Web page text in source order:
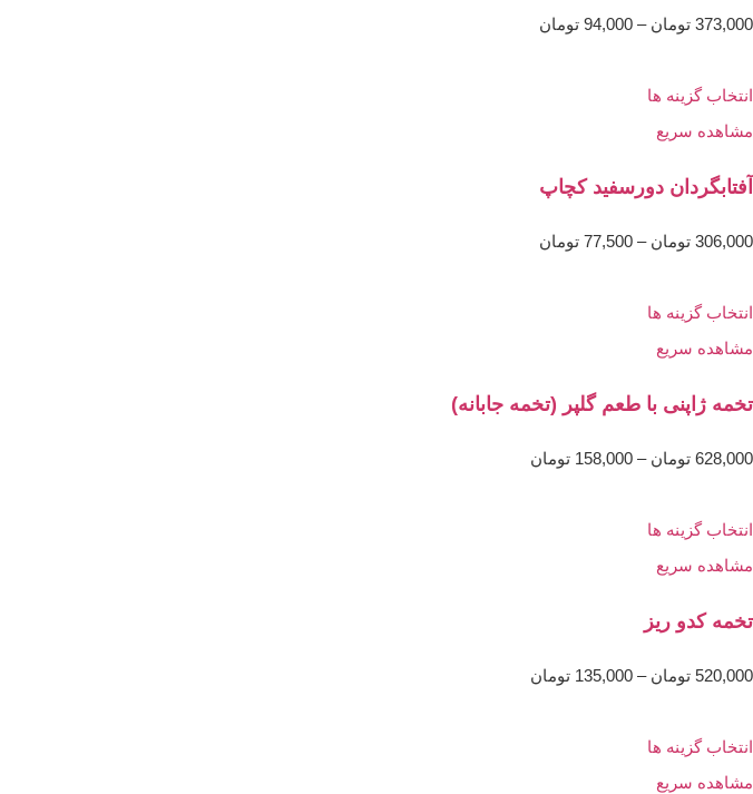
373,000 تومان –
94,000 تومان
انتخاب گزینه ها
مشاهده سریع
آفتابگردان دورسفید کچاپ
306,000 تومان –
77,500 تومان
انتخاب گزینه ها
مشاهده سریع
تخمه ژاپنی با طعم گلپر (تخمه جابانه)
628,000 تومان –
158,000 تومان
انتخاب گزینه ها
مشاهده سریع
تخمه کدو ریز
520,000 تومان –
135,000 تومان
انتخاب گزینه ها
مشاهده سریع